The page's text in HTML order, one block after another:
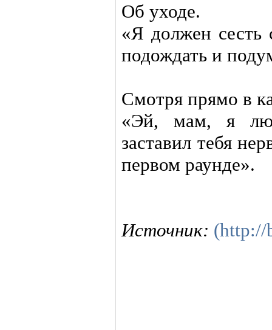
Об уходе.
«Я должен сесть
подождать и
Смотря прямо в
«Эй, мам, я
заставил тебя
первом раунде».
Источник: (http://